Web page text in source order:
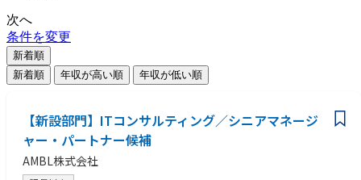
次へ
条件を変更
新着順
新着順
年収が高い順 年収が低い順
【新設部門】ITコンサルティング／シニアマネージ
ャー・パートナー候補
AMBL株式会社